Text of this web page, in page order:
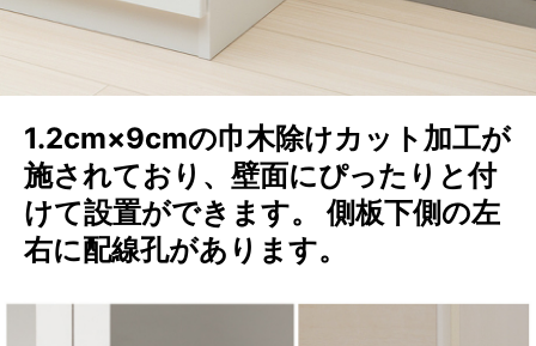
1.2cm×9cmの巾木除けカット加工が
施されており、壁面にぴったりと付
けて設置ができます。 側板下側の左
右に配線孔があります。